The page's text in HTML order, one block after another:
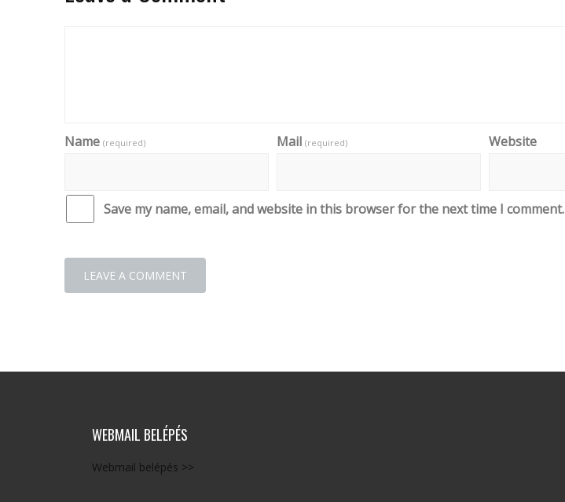
Name (required) Mail (required) Website
Save my name, email, and website in this browser for the next time I comment.
WEBMAIL BELÉPÉS
Webmail belépés >>